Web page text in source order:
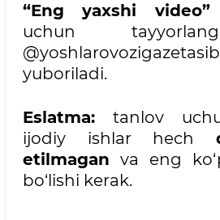
“Eng yaxshi video”
uchun
yuboriladi.
Eslatma: tanlov
ijodiy ishlar hech
etilmagan va eng
bo‘lishi kerak.